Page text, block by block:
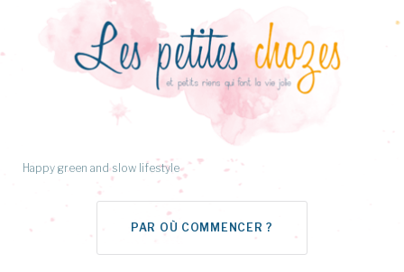
Happy green and slow lifestyle
PAR OÙ COMMENCER ?